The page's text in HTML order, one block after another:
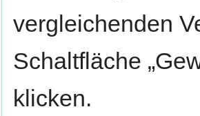
vergleichenden
Schaltfläche
klicken.